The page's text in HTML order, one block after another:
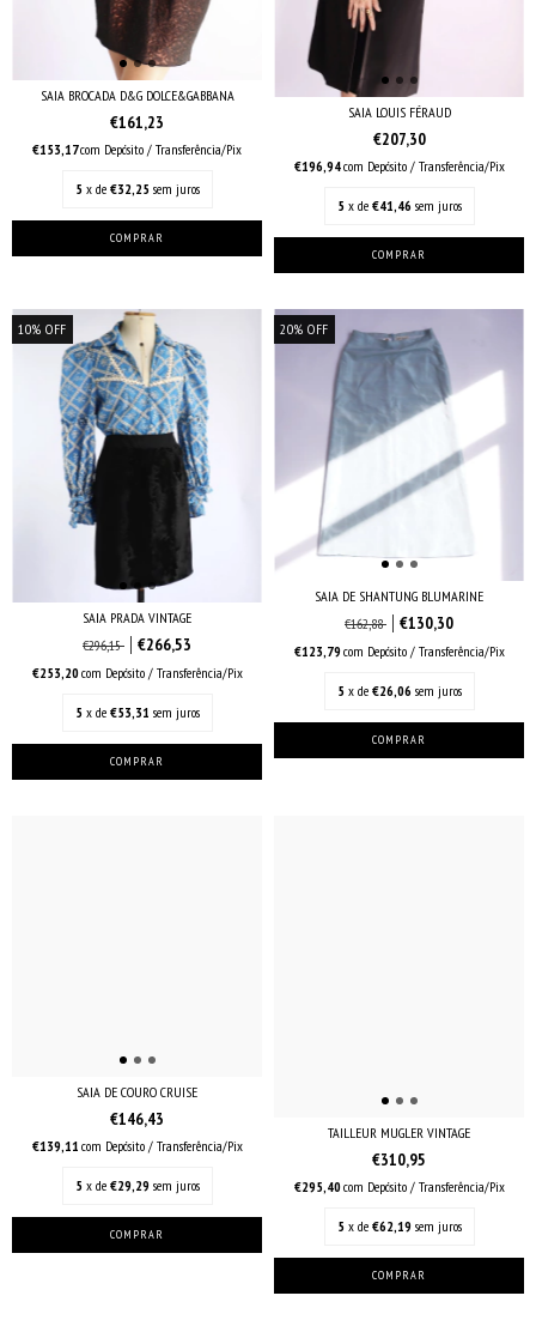
SAIA BROCADA D&G DOLCE&GABBANA
€161,23
€153,17com Depósito / Transferência/Pix
5 x de €32,25 sem juros
SAIA LOUIS FÉRAUD
€207,30
€196,94com Depósito / Transferência/Pix
5 x de €41,46 sem juros
10% OFF
SAIA PRADA VINTAGE
€296,15
€266,53
€253,20com Depósito / Transferência/Pix
5 x de €53,31 sem juros
20% OFF
SAIA DE SHANTUNG BLUMARINE
€162,88
€130,30
€123,79com Depósito / Transferência/Pix
5 x de €26,06 sem juros
SAIA DE COURO CRUISE
€146,43
€139,11 com Depósito / Transferência/Pix
5 x de €29,29 sem juros
TAILLEUR MUGLER VINTAGE
€310,95
€295,40com Depósito / Transferência/Pix
5 x de €62,19 sem juros